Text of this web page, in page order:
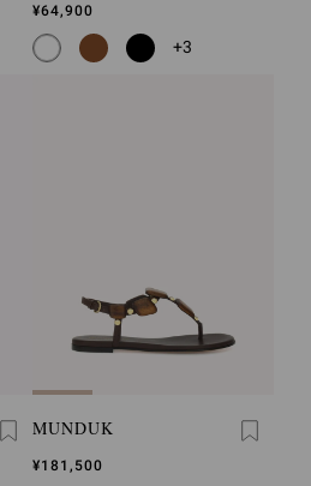
¥64,900
+3
MUNDUK
¥181,500